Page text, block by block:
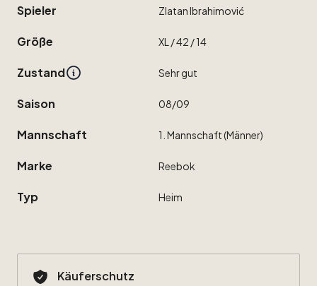
Spieler ZlatanIbrahimović
Größe XL ​/​42 ​/​14
Zustand Sehrgut
Saison 08​/​09
Mannschaft 1. Mannschaft(Männer)
Marke Reebok
Typ Heim
Käuferschutz